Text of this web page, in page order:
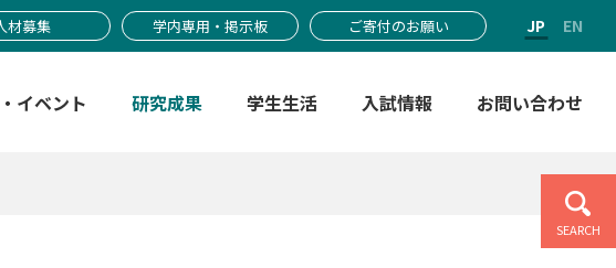
イベント 研究成果 学生生活 入試情報 お問い合わせ
材募集 学内専用・掲示板 ご寄付のお願い JP EN
SEARCH